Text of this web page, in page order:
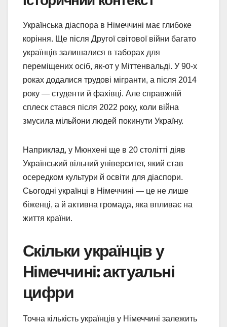
Українська діаспора в Німеччині має глибоке
коріння. Ще після Другої світової війни багато
українців залишалися в таборах для
переміщених осіб, як-от у Міттенвальді. У 90-х
роках додалися трудові мігранти, а після 2014
року — студенти й фахівці. Але справжній
сплеск стався після 2022 року, коли війна
змусила мільйони людей покинути Україну.
Наприклад, у Мюнхені ще в 20 столітті діяв
Український вільний університет, який став
осередком культури й освіти для діаспори.
Сьогодні українці в Німеччині — це не лише
біженці, а й активна громада, яка впливає на
життя країни.
Скільки українців у
Німеччині: актуальні
цифри
Точна кількість українців у Німеччині залежить